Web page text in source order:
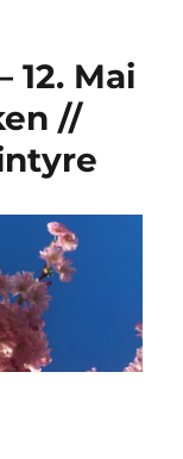
25.
November
2021
–
Deutsche
auch
so
ein
Trauerspiel
12. Mai
//